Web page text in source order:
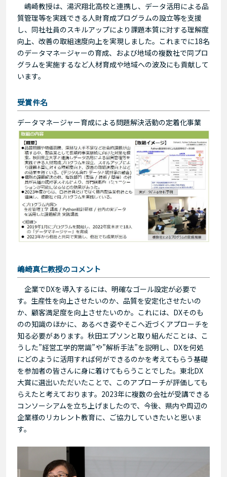
嶋崎教授は、湯沢翔北高校と連携し、データ活用による品
質管理等を実践できる人財育成プログラムの設立等を支援
し、同社社員のスキルアップにより課題本質に対する理解度
向上、改善の取組速度向上を実現しました。これまでに18名
のデータマネージャーの育成、および地域の複数社で同プロ
グラムを実施するなど人材育成や地域への波及にも貢献して
います。
受賞件名
データマネージャー育成による問題解決活動の定着化事業
嶋崎真仁教授のコメント
企業でDXを導入するには、明確なゴール設定が必要で
す。生産性を向上させたいのか、品質を安定化させたいの
か、顧客満足度を向上させたいのか。これには、DXそのも
のの知識のほかに、あるべき姿やそこへ近づくアプローチを
知る必要があります。秋田エプソンと取り組んだことは、こ
うした”経営工学的常識”や”解析手法”を説明し、DXを何処
にどのように活用すれば何ができるのかを考えてもらう基礎
を参加者の皆さんに身に着けてもらうことでした。東北DX
大賞に選出いただいたことで、このアプローチが評価しても
らえたと考えております。2023年に複数の会社が受講できる
コンソーシアムを立ち上げましたので、今後、県内や周辺の
企業様のリカレント教育に、ご協力していきたいと思いま
す。